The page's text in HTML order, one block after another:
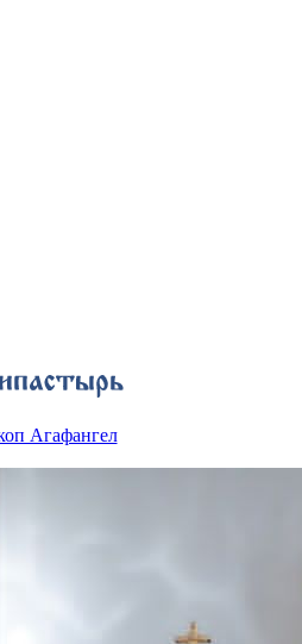
Агафангел